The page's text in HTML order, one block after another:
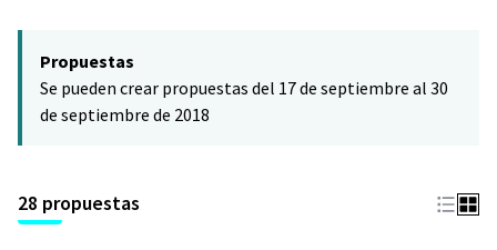
−
Propuestas
Se pueden crear propuestas del 17 de septiembre al 30
de septiembre de 2018
28 propuestas